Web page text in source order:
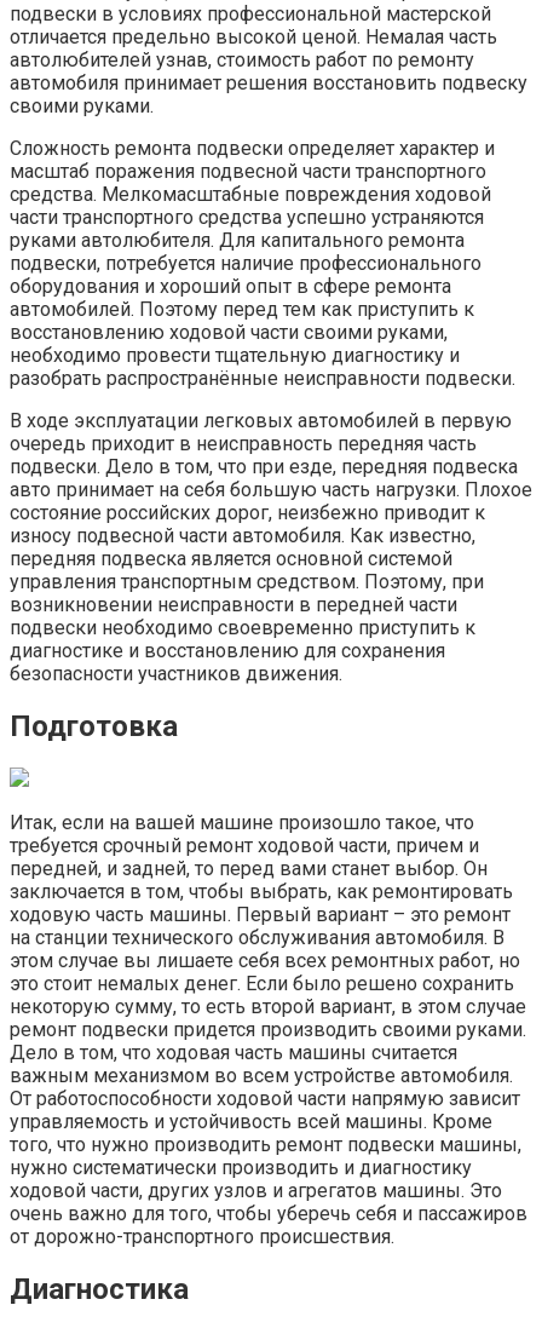
подвески в условиях профессиональной мастерской
отличается предельно высокой ценой. Немалая часть
автолюбителей узнав, стоимость работ по ремонту
автомобиля принимает решения восстановить подвеску
своими руками.
Сложность ремонта подвески определяет характер и
масштаб поражения подвесной части транспортного
средства. Мелкомасштабные повреждения ходовой
части транспортного средства успешно устраняются
руками автолюбителя. Для капитального ремонта
подвески, потребуется наличие профессионального
оборудования и хороший опыт в сфере ремонта
автомобилей. Поэтому перед тем как приступить к
восстановлению ходовой части своими руками,
необходимо провести тщательную диагностику и
разобрать распространённые неисправности подвески.
В ходе эксплуатации легковых автомобилей в первую
очередь приходит в неисправность передняя часть
подвески. Дело в том, что при езде, передняя подвеска
авто принимает на себя большую часть нагрузки. Плохое
состояние российских дорог, неизбежно приводит к
износу подвесной части автомобиля. Как известно,
передняя подвеска является основной системой
управления транспортным средством. Поэтому, при
возникновении неисправности в передней части
подвески необходимо своевременно приступить к
диагностике и восстановлению для сохранения
безопасности участников движения.
Подготовка
Итак, если на вашей машине произошло такое, что
требуется срочный ремонт ходовой части, причем и
передней, и задней, то перед вами станет выбор. Он
заключается в том, чтобы выбрать, как ремонтировать
ходовую часть машины. Первый вариант – это ремонт
на станции технического обслуживания автомобиля. В
этом случае вы лишаете себя всех ремонтных работ, но
это стоит немалых денег. Если было решено сохранить
некоторую сумму, то есть второй вариант, в этом случае
ремонт подвески придется производить своими руками.
Дело в том, что ходовая часть машины считается
важным механизмом во всем устройстве автомобиля.
От работоспособности ходовой части напрямую зависит
управляемость и устойчивость всей машины. Кроме
того, что нужно производить ремонт подвески машины,
нужно систематически производить и диагностику
ходовой части, других узлов и агрегатов машины. Это
очень важно для того, чтобы уберечь себя и пассажиров
от дорожно-транспортного происшествия.
Диагностика